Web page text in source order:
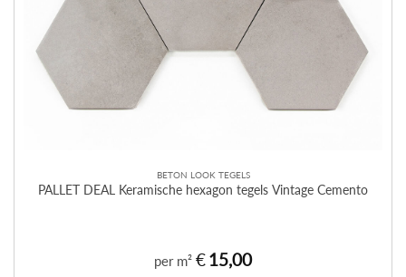
BETON LOOK TEGELS
PALLET DEAL Keramische hexagon tegels Vintage Cemento
per m² €15,00